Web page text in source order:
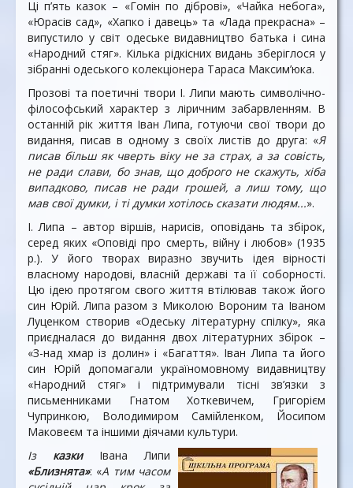
Ці п’ять казок – «Гомін по діброві», «Чайка небога»,
«Юрасів сад», «Хапко і давець» та «Лада прекрасна» –
випустило у світ одеське видавництво батька і сина
«Народний стяг». Кілька рідкісних видань зберіглося у
зібранні одеського колекціонера Тараса Максим’юка.
Прозові та поетичні твори І. Липи мають символічно-
філософський характер з ліричним забарвленням. В
останній рік життя Іван Липа, готуючи свої твори до
видання, писав в одному з своїх листів до друга: «Я
писав більш як чверть віку не за страх, а за совість,
не ради слави, бо знав, що доброго не скажуть, хіба
випадково, писав не ради грошей, а лиш тому, що
мав свої думки, і ті думки хотілось сказати людям...».
І. Липа – автор віршів, нарисів, оповідань та збірок,
серед яких «Оповіді про смерть, війну і любов» (1935
р.). У його творах виразно звучить ідея вірності
власному народові, власній державі та її соборності.
Цю ідею протягом свого життя втілював також його
син Юрій. Липа разом з Миколою Вороним та Іваном
Луценком створив «Одеську літературну спілку», яка
приєдналася до видання двох літературних збірок –
«З-над хмар із долин» і «Багаття». Іван Липа та його
син Юрій допомагали україномовному видавництву
«Народний стяг» і підтримували тісні зв’язки з
письменниками Гнатом Хоткевичем, Григорієм
Чупринкою, Володимиром Самійленком, Йосипом
Маковеєм та іншими діячами культури.
ІзказкиІвана Липи
«Близнята»: «А тим часом